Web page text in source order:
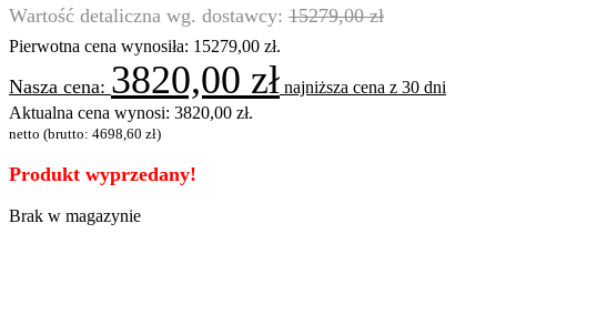
15279,00zł
Pierwotna cena wynosiła: 15279,00 zł.
3820,00 zł najniższa cena z 30 dni
Aktualna cena wynosi: 3820,00 zł.
netto (brutto: 4698,60 zł)
Produkt wyprzedany!
Brak w magazynie